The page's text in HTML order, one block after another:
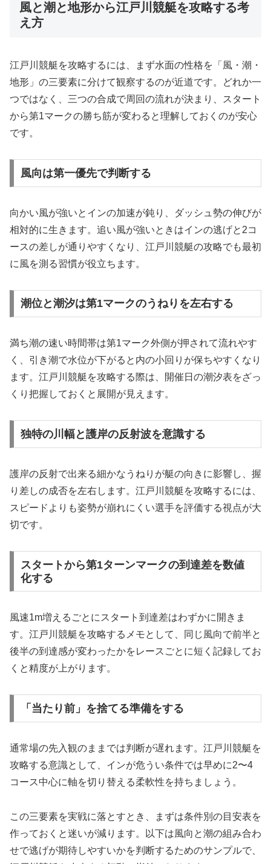
風と潮と地形から江戸川競艇を攻略する考
え方
江戸川競艇を攻略するには、まず水面の性格を「風・潮・
地形」の三要素に分けて観察するのが近道です。どれか一
つではなく、三つの合成で周回の流れが決まり、スタート
から第1マークの勝ち筋が変わると理解しておくのが安心
です。
風向は第一優先で判断する
向かい風が強いとインの加速が鈍り、ダッシュ勢の伸びが
相対的に生きます。追い風が強いときはインの逃げと2コ
ースの差しが通りやすくなり、江戸川競艇の攻略でも最初
に風を測る習慣が役立ちます。
潮位と潮汐は第1マークのうねりを左右する
満ち潮の速い時間帯は第1マーク外側が押されて流れやす
く、引き潮で水位が下がると内の小回りが保ちやすくなり
ます。江戸川競艇を攻略する際は、開催日の潮汐表をざっ
くり把握しておくと展開が見えます。
独特の川幅と護岸の反射波を意識する
護岸の反射で出来る細かなうねりが艇の向きに影響し、握
り差しの成否を左右します。江戸川競艇を攻略するには、
スピードよりも姿勢が崩れにくい選手を評価する視点が大
切です。
スタートから第1ターンマークの到達差を数値
化する
風速1m増えるごとにスタート到達差はわずかに開きま
す。江戸川競艇を攻略するメモとして、同じ風向で前半と
後半の到達感が変わったかをレースごとに短く記録してお
くと精度が上がります。
「当たり前」を捨てる準備をする
通常場の先入観のままでは判断が遅れます。江戸川競艇を
攻略する意識として、インが危うい条件では早めに2〜4
コース中心に軸を切り替える柔軟性を持ちましょう。
この三要素を実戦に落とすとき、まずは条件別の目安表を
作っておくと迷いが減ります。以下は風向と潮の組み合わ
せで逃げが期待しやすいかを判断するためのサンプルで、